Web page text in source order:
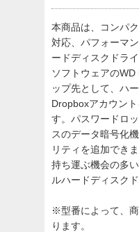
本商品は、コンパ
対応、パフォーマ
ードディスクドラ
ソフトウェアの
ップ先として、ハ
Dropboxアカウン
す。パスワードロ
スのデータ暗号化
リティを追加でき
持ち運ぶ機会の多
ルハードディスク
※型番によって、
ります。